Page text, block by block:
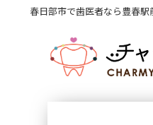
春日部市で歯医者なら豊春